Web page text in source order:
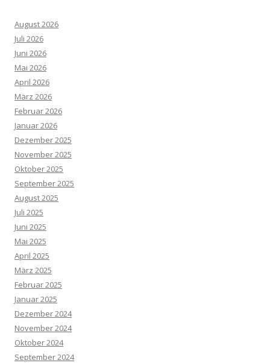
August 2026
Juli 2026
Juni 2026
Mai 2026
April 2026
März 2026
Februar 2026
Januar 2026
Dezember 2025
November 2025
Oktober 2025
September 2025
August 2025
Juli 2025
Juni 2025
Mai 2025
April 2025
März 2025
Februar 2025
Januar 2025
Dezember 2024
November 2024
Oktober 2024
September 2024